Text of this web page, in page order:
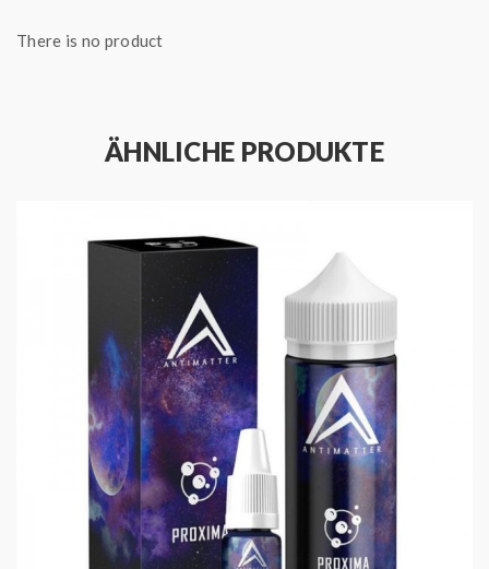
Inhaltsstoffe:Propylenglycol (PG) E1520 (Ph. Eur.),
There is no product
ÄHNLICHE PRODUKTE